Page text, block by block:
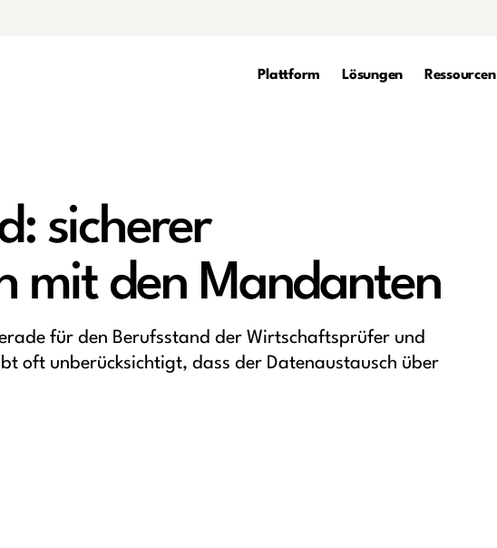
Plattform Lösungen Ressourcen
sicherer
mit den Mandanten
für den Berufsstand der Wirtschaftsprüfer und
oft unberücksichtigt, dass der Datenaustausch über